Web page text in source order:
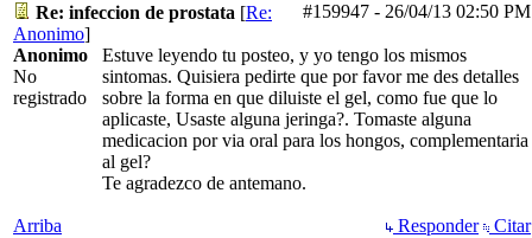
#159947 - 26/04/13 02:50 PM
Re: infeccion de prostata [Re:
Anonimo]
Anonimo
No
registrado
Estuve leyendo tu posteo, y yo tengo los mismos
sintomas. Quisiera pedirte que por favor me des detalles
sobre la forma en que diluiste el gel, como fue que lo
aplicaste, Usaste alguna jeringa?. Tomaste alguna
medicacion por via oral para los hongos, complementaria
al gel?
Te agradezco de antemano.
Arriba Responder
Citar